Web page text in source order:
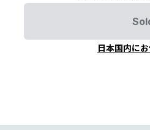
日本国内に